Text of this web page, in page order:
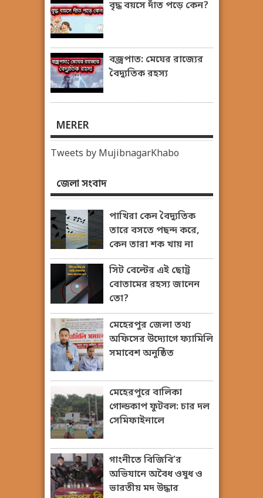
বৃদ্ধ বয়সে দাঁত পড়ে কেন?
বজ্রপাত: মেঘের রাজ্যের
বৈদ্যুতিক রহস্য
MERER
Tweets by MujibnagarKhabo
জেলা সংবাদ
পাখিরা কেন বৈদ্যুতিক
তারে বসতে পছন্দ করে,
কেন তারা শক খায় না
সিট বেল্টের এই ছোট্ট
বোতামের রহস্য জানেন
তো?
মেহেরপুর জেলা তথ্য
অফিসের উদ্যোগে ফ্যামিলি
সমাবেশ অনুষ্ঠিত
মেহেরপুরে বালিকা
গোল্ডকাপ ফুটবল: চার দল
সেমিফাইনালে
গাংনীতে বিজিবি’র
অভিযানে অবৈধ ওষুধ ও
ভারতীয় মদ উদ্ধার